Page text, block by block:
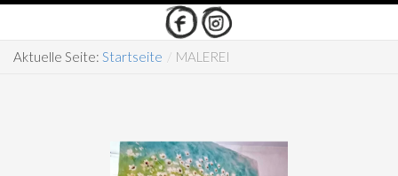
Aktuelle Seite: Startseite / MALEREI